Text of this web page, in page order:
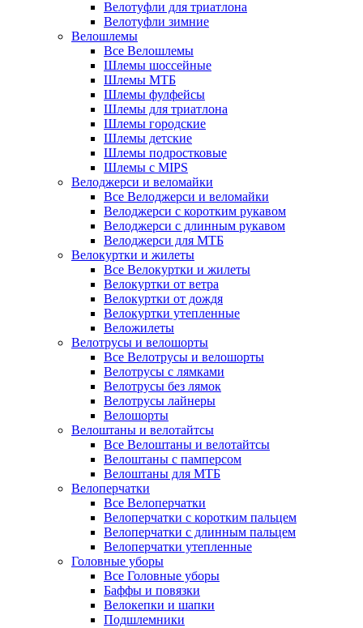
Велотуфли для триатлона
Велотуфли зимние
Велошлемы
Все Велошлемы
Шлемы шоссейные
Шлемы МТБ
Шлемы фулфейсы
Шлемы для триатлона
Шлемы городские
Шлемы детские
Шлемы подростковые
Шлемы с MIPS
Велоджерси и веломайки
Все Велоджерси и веломайки
Велоджерси с коротким рукавом
Велоджерси с длинным рукавом
Велоджерси для МТБ
Велокуртки и жилеты
Все Велокуртки и жилеты
Велокуртки от ветра
Велокуртки от дождя
Велокуртки утепленные
Веложилеты
Велотрусы и велошорты
Все Велотрусы и велошорты
Велотрусы с лямками
Велотрусы без лямок
Велотрусы лайнеры
Велошорты
Велоштаны и велотайтсы
Все Велоштаны и велотайтсы
Велоштаны с памперсом
Велоштаны для МТБ
Велоперчатки
Все Велоперчатки
Велоперчатки с коротким пальцем
Велоперчатки с длинным пальцем
Велоперчатки утепленные
Головные уборы
Все Головные уборы
Баффы и повязки
Велокепки и шапки
Подшлемники